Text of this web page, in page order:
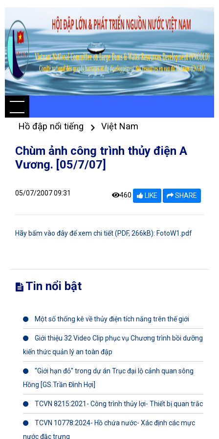
Hồ đập nổi tiếng Việt Nam
Chùm ảnh công trình thủy điện A
Vương. [05/7/07]
05/07/2007 09:31 460 LIKE SHARE
Hãy bấm vào đây để xem chi tiết (PDF, 266kB): FotoW1.pdf
Tin nổi bật
Một số thống kê về thủy điện tích năng trên thế giới
Giới thiệu 32 Video Clip phục vụ Chương trình bồi dưỡng
kiến thức quản lý an toàn đập
"Giới hạn đỏ" trong dự án Trục đại lộ cảnh quan sông
Hồng [GS.Trần Đình Hợi]
TCVN 8215:2021- Công trình thủy lợi- Thiết bị quan trắc
TCVN 10778:2024- Hồ chứa nước- Xác định các mực
nước đặc trưng